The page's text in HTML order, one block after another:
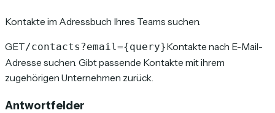
Kontakte im Adressbuch Ihres Teams suchen.
GET/contacts?email={query}Kontakte nach E-Mail-
Adresse suchen. Gibt passende Kontakte mit ihrem
zugehörigen Unternehmen zurück.
Antwortfelder